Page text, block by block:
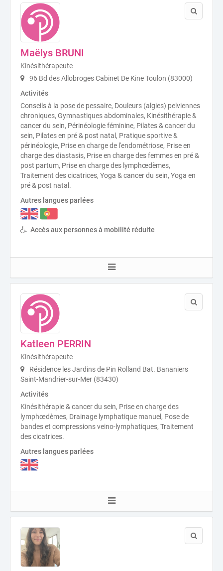
Maëlys BRUNI
Kinésithérapeute
96 Bd des Allobroges Cabinet De Kine Toulon (83000)
Activités
Conseils à la pose de pessaire, Douleurs (algies) pelviennes
chroniques, Gymnastiques abdominales, Kinésithérapie &
cancer du sein, Périnéologie féminine, Pilates & cancer du
sein, Pilates en pré & post natal, Pratique sportive &
périnéologie, Prise en charge de l'endométriose, Prise en
charge des diastasis, Prise en charge des femmes en pré &
post partum, Prise en charge des lymphœdèmes,
Traitement des cicatrices, Yoga & cancer du sein, Yoga en
pré & post natal.
Autres langues parlées
Accès aux personnes à mobilité réduite
Katleen PERRIN
Kinésithérapeute
Résidence les Jardins de Pin Rolland Bat. Bananiers
Saint-Mandrier-sur-Mer (83430)
Activités
Kinésithérapie & cancer du sein, Prise en charge des
lymphœdèmes, Drainage lymphatique manuel, Pose de
bandes et compressions veino-lymphatiques, Traitement
des cicatrices.
Autres langues parlées